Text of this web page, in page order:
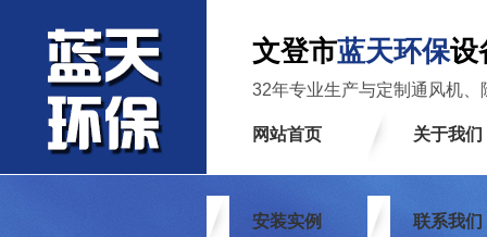
文登市蓝天环保设
32年专业生产与定制通风机、
网站首页 关于我们
安装实例 联系我们